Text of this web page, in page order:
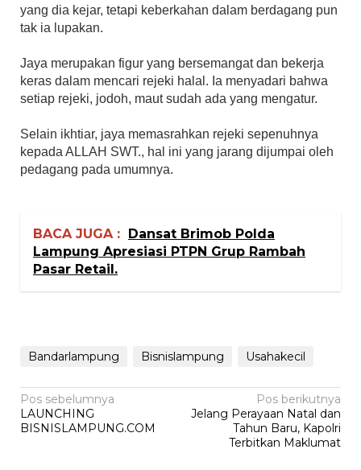
yang dia kejar, tetapi keberkahan dalam berdagang pun
tak ia lupakan.
Jaya merupakan figur yang bersemangat dan bekerja
keras dalam mencari rejeki halal. Ia menyadari bahwa
setiap rejeki, jodoh, maut sudah ada yang mengatur.
Selain ikhtiar, jaya memasrahkan rejeki sepenuhnya
kepada ALLAH SWT., hal ini yang jarang dijumpai oleh
pedagang pada umumnya.
BACA JUGA : Dansat Brimob Polda
Lampung Apresiasi PTPN Grup Rambah
Pasar Retail.
Bandarlampung Bisnislampung Usahakecil
Navigasi
pos
Pos sebelumnya
LAUNCHING
BISNISLAMPUNG.COM
Pos berikutnya
Jelang Perayaan Natal dan
Tahun Baru, Kapolri
Terbitkan Maklumat